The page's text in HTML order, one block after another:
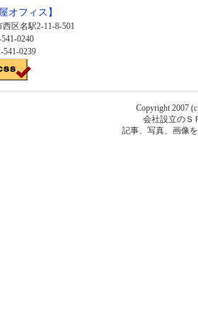
オフィス】
区名駅2-11-8-501
0240
541-0239
Copyright 2007
会社設立のＳ
記事、写真、画像